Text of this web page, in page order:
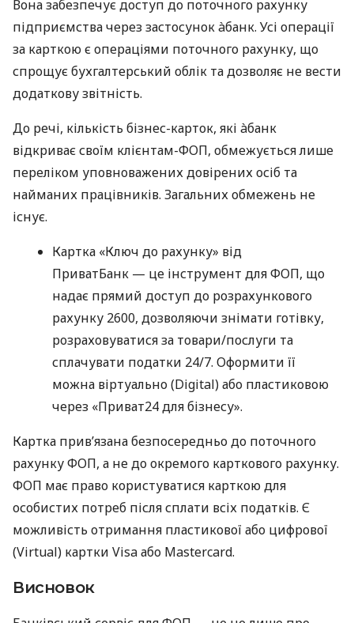
Вона забезпечує доступ до поточного рахунку
підприємства через застосунок àбанк. Усі операції
за карткою є операціями поточного рахунку, що
спрощує бухгалтерський облік та дозволяє не вести
додаткову звітність.
До речі, кількість бізнес-карток, які àбанк
відкриває своїм клієнтам-ФОП, обмежується лише
переліком уповноважених довірених осіб та
найманих працівників. Загальних обмежень не
існує.
Картка «Ключ до рахунку» від
ПриватБанк — це інструмент для ФОП, що
надає прямий доступ до розрахункового
рахунку 2600, дозволяючи знімати готівку,
розраховуватися за товари/послуги та
сплачувати податки 24/7. Оформити її
можна віртуально (Digital) або пластиковою
через «Приват24 для бізнесу».
Картка прив’язана безпосередньо до поточного
рахунку ФОП, а не до окремого карткового рахунку.
ФОП має право користуватися карткою для
особистих потреб після сплати всіх податків. Є
можливість отримання пластикової або цифрової
(Virtual) картки Visa або Mastercard.
Висновок